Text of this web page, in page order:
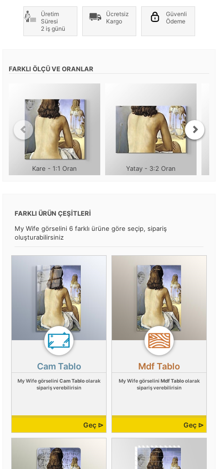
Üretim
Süresi
2 iş günü
Ücretsiz
Kargo
Güvenli
Ödeme
FARKLI ÖLÇÜ VE ORANLAR
Kare - 1:1 Oran Yatay - 3:2 Oran
FARKLI ÜRÜN ÇEŞİTLERİ
My Wife görselini 6 farklı ürüne göre seçip, sipariş
oluşturabilirsiniz
Cam Tablo
My Wife görselini Cam Tabloolarak
sipariş verebilirisin
Geç ⊳
Mdf Tablo
My Wife görselini Mdf Tabloolarak
sipariş verebilirisin
Geç ⊳